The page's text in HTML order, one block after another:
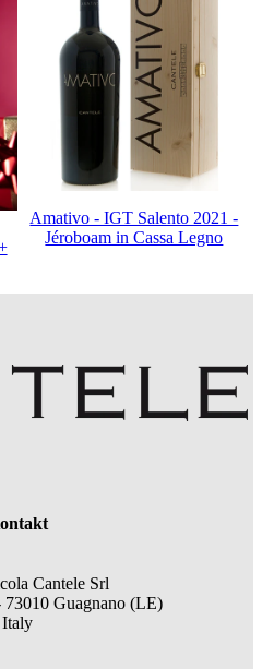
Amativo - IGT Salento 2021 -
Jéroboam in Cassa Legno
Cantele Srl
73010 Guagnano (LE)
Italy